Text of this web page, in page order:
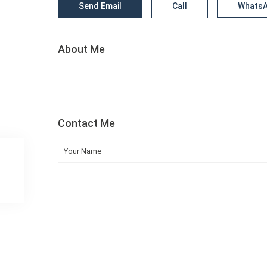
Send Email Call
About Me
Contact Me